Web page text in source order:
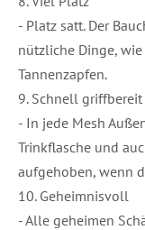
- Platz satt. Der
nützliche Dinge,
Tannenzapfen.
9. Schnell griffbereit
- In jede Mesh
Trinkflasche und
aufgehoben, wenn
10. Geheimnisvoll
- Alle geheimen